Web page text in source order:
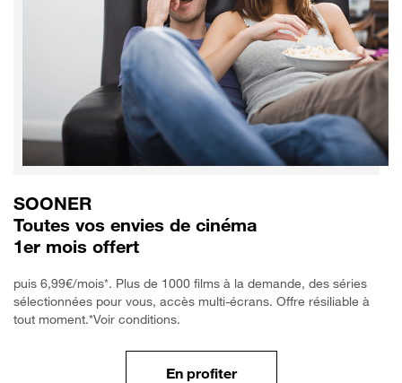
SOONER
Toutes vos envies de cinéma
1er mois offert
puis 6,99€/mois*. Plus de 1000 films à la demande, des séries
sélectionnées pour vous, accès multi-écrans. Offre résiliable à
tout moment.*Voir conditions.
En profiter